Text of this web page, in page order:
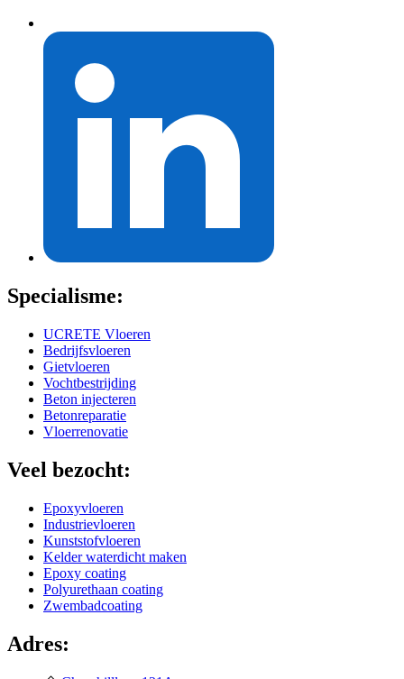
Specialisme:
UCRETE Vloeren
Bedrijfsvloeren
Gietvloeren
Vochtbestrijding
Beton injecteren
Betonreparatie
Vloerrenovatie
Veel bezocht:
Epoxyvloeren
Industrievloeren
Kunststofvloeren
Kelder waterdicht maken
Epoxy coating
Polyurethaan coating
Zwembadcoating
Adres: